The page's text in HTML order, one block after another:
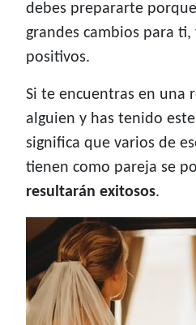
debes prepararte
grandes cambios para
positivos.
Si te encuentras en una
alguien y has tenido
significa que varios de
tienen como pareja se
resultarán exitosos.